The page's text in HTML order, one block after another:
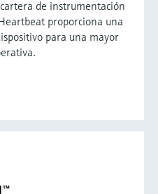
de instrumentación
proporciona una
para una mayor